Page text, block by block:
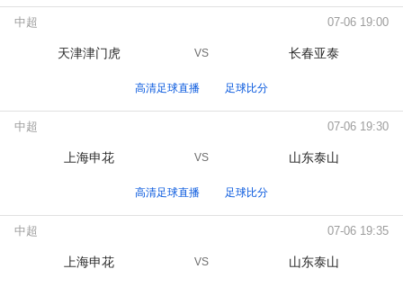
中超 07-06 19:00
天津津门虎 VS 长春亚泰
高清足球直播 足球比分
中超 07-06 19:30
上海申花 VS 山东泰山
高清足球直播 足球比分
中超 07-06 19:35
上海申花 VS 山东泰山